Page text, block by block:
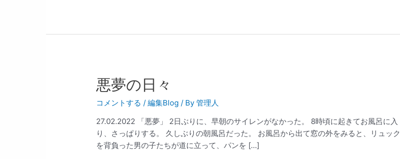
悪夢の日々
コメントする /編集Blog / By管理人
27.02.2022 「悪夢」 2日ぶりに、早朝のサイレンがなかった。 8時頃に起きてお風呂に入
り、さっぱりする。 久しぶりの朝風呂だった。 お風呂から出て窓の外をみると、リュック
を背負った男の子たちが道に立って、パンを […]